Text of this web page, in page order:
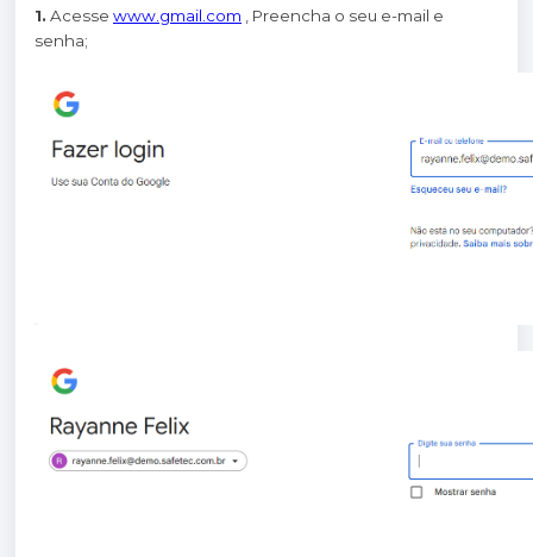
1. Acesse www.gmail.com
, Preencha o seu e-mail e
senha;